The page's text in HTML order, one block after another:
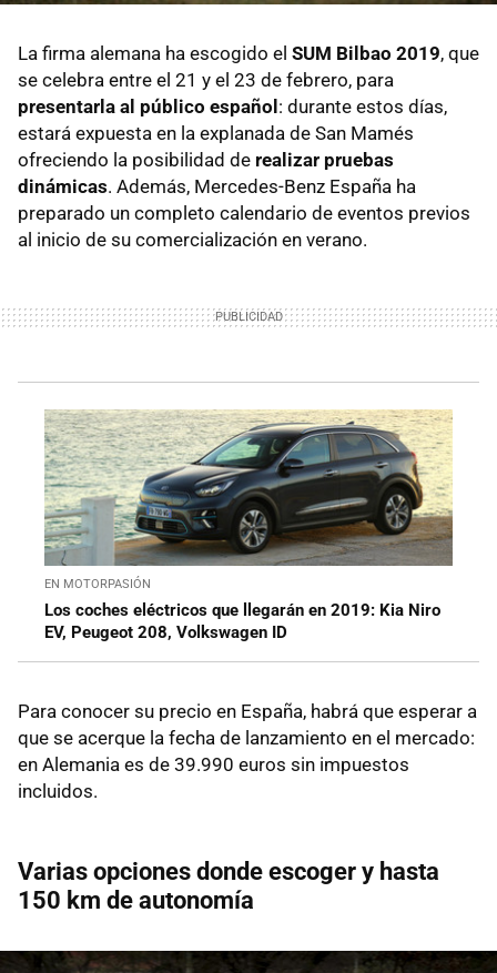
La firma alemana ha escogido el SUM Bilbao 2019, que
se celebra entre el 21 y el 23 de febrero, para
presentarla al público español : durante estos días,
estará expuesta en la explanada de San Mamés
ofreciendo la posibilidad de realizar pruebas
dinámicas. Además, Mercedes-Benz España ha
preparado un completo calendario de eventos previos
al inicio de su comercialización en verano.
EN MOTORPASIÓN
Los coches eléctricos que llegarán en 2019: Kia Niro
EV, Peugeot 208, Volkswagen ID
Para conocer su precio en España, habrá que esperar a
que se acerque la fecha de lanzamiento en el mercado:
en Alemania es de 39.990 euros sin impuestos
incluidos.
Varias opciones donde escoger y hasta
150 km de autonomía